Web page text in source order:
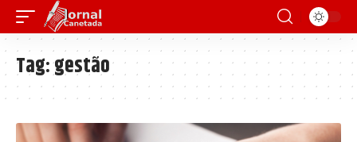
Tag:gestão